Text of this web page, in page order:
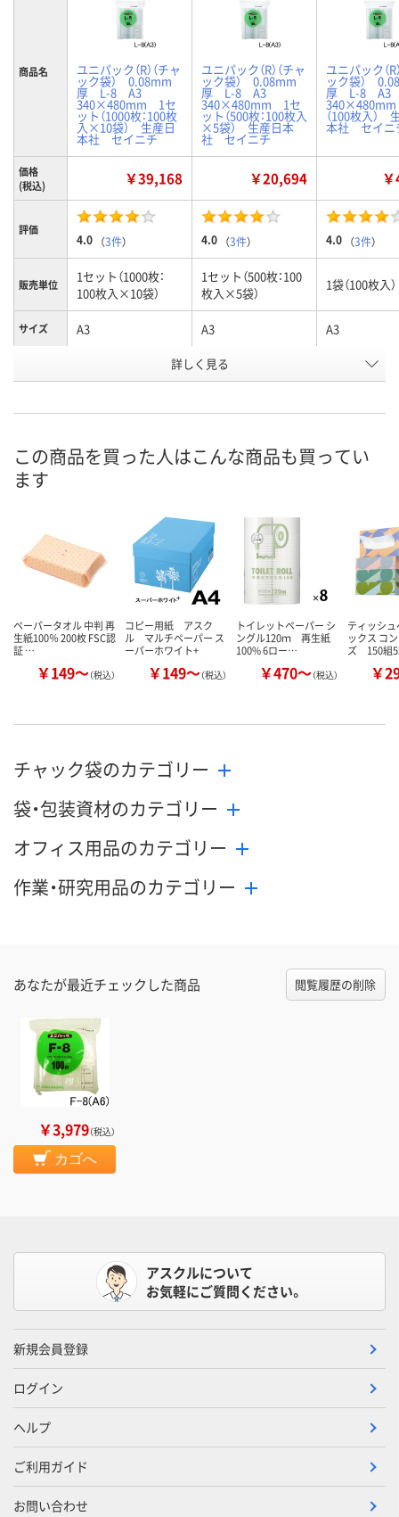
商品名 ユニパック（R）（チャ
ック袋） 0.08mm
厚 L-8 A3
340×480mm 1セ
ット（1000枚：100枚
入×10袋） 生産日
本社 セイニチ
ユニパック（R）（チャ
ック袋） 0.08mm
厚 L-8 A3
340×480mm 1セ
ット（500枚：100枚入
×5袋） 生産日本
社 セイニチ
ユニパック（R
ック袋）
厚 L-8
（100枚入）
本社 セイニ
価格
(税込)
￥39,168 ￥20,694
評価
4.0 （3件） 4.0 （3件） 4.0 （3件）
販売単位
1セット（1000枚：
100枚入×10袋）
1セット（500枚：100
枚入×5袋）
1袋（100枚入）
サイズ A3 A3 A3
5412178 2869105
ません
詳しく見る
この商品を買った人はこんな商品も買ってい
ます
ペーパータオル 中判 再
生紙100％ 200枚 FSC認
証 …
￥149～（税込）
コピー用紙 アスク
ル マルチペーパー ス
ーパーホワイト+
￥149～（税込）
トイレットペーパー シ
ングル120ｍ 再生紙
100% 6ロー…
￥470～（税込）
ティッシ
ックス コ
ズ 150組
￥
チャック袋のカテゴリー
袋・包装資材のカテゴリー
オフィス用品のカテゴリー
作業・研究用品のカテゴリー
あなたが最近チェックした商品 閲覧履歴の削除
￥3,979（税込）
カゴへ
アスクルについて
お気軽にご質問ください。
新規会員登録
ログイン
ヘルプ
ご利用ガイド
お問い合わせ